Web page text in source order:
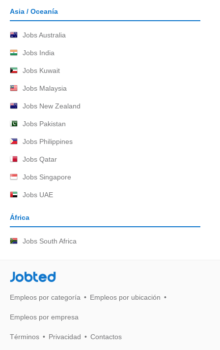
Asia / Oceanía
Jobs Australia
Jobs India
Jobs Kuwait
Jobs Malaysia
Jobs New Zealand
Jobs Pakistan
Jobs Philippines
Jobs Qatar
Jobs Singapore
Jobs UAE
África
Jobs South Africa
Jobted
Empleos por categoría Empleos por ubicación
Empleos por empresa
Términos Privacidad Contactos